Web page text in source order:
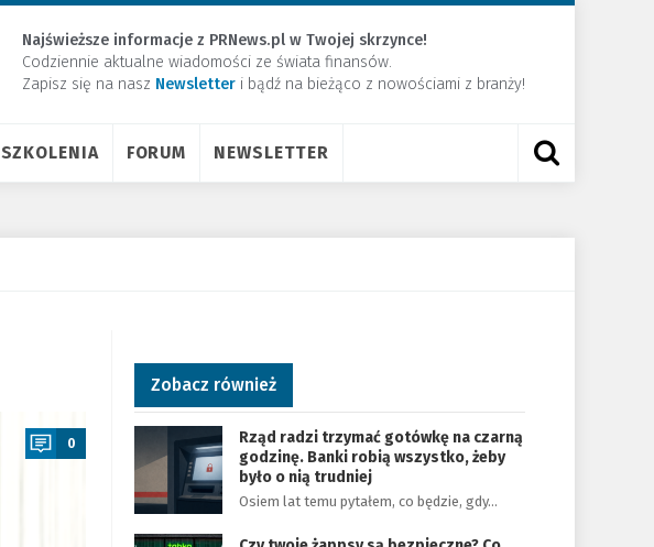
Najświeższe informacje z PRNews.pl w Twojej skrzynce!
Codziennie aktualne wiadomości ze świata finansów.
Zapisz się na nasz Newsletter ​i bądź na bieżąco z nowościami z branży!
SZKOLENIA FORUM NEWSLETTER
0
Zobacz również
Rząd radzi trzymać gotówkę na czarną
godzinę. Banki robią wszystko, żeby
było o nią trudniej
Osiem lat temu pytałem, co będzie, gdy…